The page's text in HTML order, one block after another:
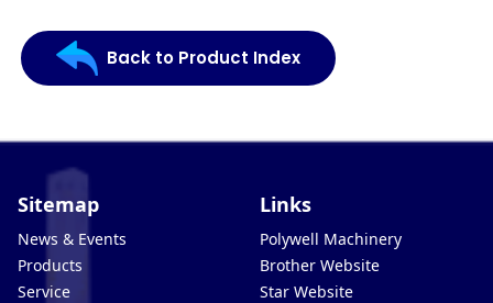
Back to Product Index
Sitemap
News & Events
Products
Service
Links
Polywell Machinery
Brother Website
Star Website